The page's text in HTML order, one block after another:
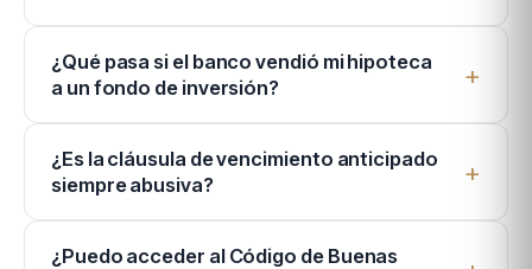
¿Qué pasa si el banco vendió mi hipoteca
a un fondo de inversión?
¿Es la cláusula de vencimiento anticipado
siempre abusiva?
¿Puedo acceder al Código de Buenas